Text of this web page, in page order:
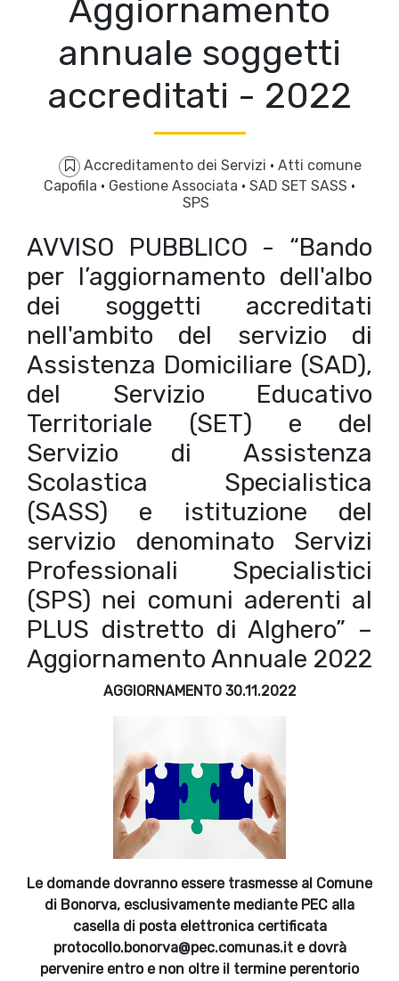
Aggiornamento
annuale soggetti
accreditati - 2022
Accreditamento dei Servizi · Atti comune
Capofila · Gestione Associata · SAD SET SASS ·
SPS
AVVISO PUBBLICO - “Bando
per l’aggiornamento dell'albo
dei soggetti accreditati
nell'ambito del servizio di
Assistenza Domiciliare (SAD),
del Servizio Educativo
Territoriale (SET) e del
Servizio di Assistenza
Scolastica Specialistica
(SASS) e istituzione del
servizio denominato Servizi
Professionali Specialistici
(SPS) nei comuni aderenti al
PLUS distretto di Alghero” –
Aggiornamento Annuale 2022
AGGIORNAMENTO 30.11.2022
Le domande dovranno essere trasmesse al Comune
di Bonorva, esclusivamente mediante PEC alla
casella di posta elettronica certificata
protocollo.bonorva@pec.comunas.it e dovrà
pervenire entro e non oltre il termine perentorio